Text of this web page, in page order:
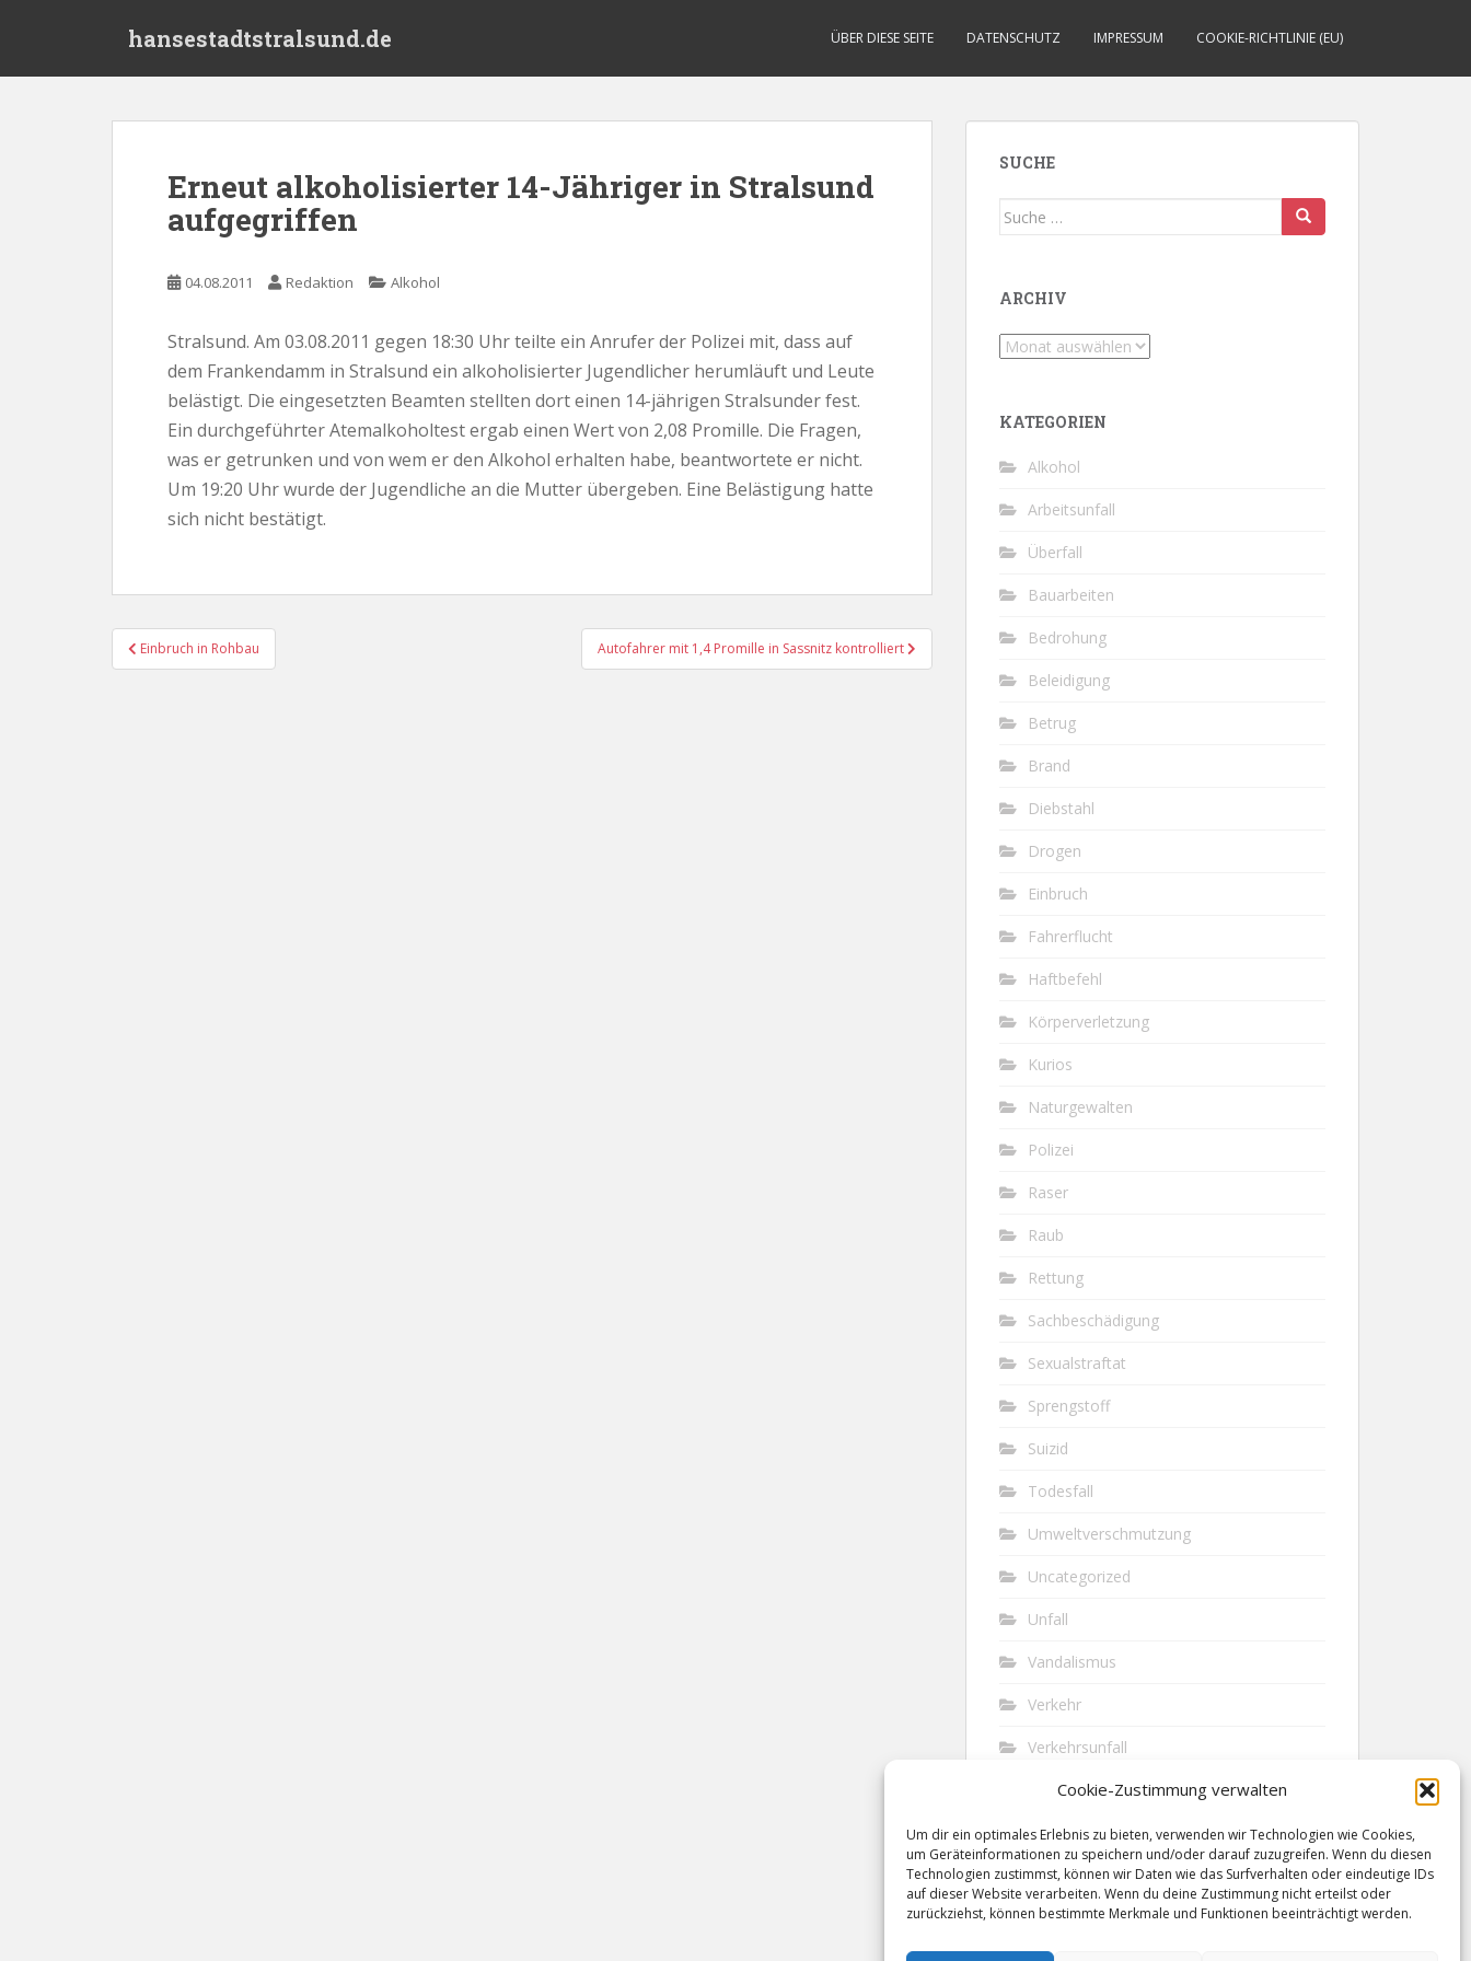
Cookie-Zustimmung verwalten
Um dir ein optimales Erlebnis zu bieten, verwenden wir Technologien wie Cookies,
um Geräteinformationen zu speichern und/oder darauf zuzugreifen. Wenn du diesen
Technologien zustimmst, können wir Daten wie das Surfverhalten oder eindeutige IDs
auf dieser Website verarbeiten. Wenn du deine Zustimmung nicht erteilst oder
zurückziehst, können bestimmte Merkmale und Funktionen beeinträchtigt werden.
hansestadtstralsund.de ÜBER DIESE SEITE DATENSCHUTZ IMPRESSUM COOKIE-RICHTLINIE (EU)
Erneut alkoholisierter 14-Jähriger in Stralsund
aufgegriffen
04.08.2011 Redaktion Alkohol
Stralsund. Am 03.08.2011 gegen 18:30 Uhr teilte ein Anrufer der Polizei mit, dass auf
dem Frankendamm in Stralsund ein alkoholisierter Jugendlicher herumläuft und Leute
belästigt. Die eingesetzten Beamten stellten dort einen 14-jährigen Stralsunder fest.
Ein durchgeführter Atemalkoholtest ergab einen Wert von 2,08 Promille. Die Fragen,
was er getrunken und von wem er den Alkohol erhalten habe, beantwortete er nicht.
Um 19:20 Uhr wurde der Jugendliche an die Mutter übergeben. Eine Belästigung hatte
sich nicht bestätigt.
Beitragsnavigation
Einbruch in Rohbau Autofahrer mit 1,4 Promille in Sassnitz kontrolliert
SUCHE
Suche
ARCHIV
Archiv
KATEGORIEN
Alkohol
Arbeitsunfall
Überfall
Bauarbeiten
Bedrohung
Beleidigung
Betrug
Brand
Diebstahl
Drogen
Einbruch
Fahrerflucht
Haftbefehl
Körperverletzung
Kurios
Naturgewalten
Polizei
Raser
Raub
Rettung
Sachbeschädigung
Sexualstraftat
Sprengstoff
Suizid
Todesfall
Umweltverschmutzung
Uncategorized
Unfall
Vandalismus
Verkehr
Verkehrsunfall
Vermisst
Waffen
Wilderei